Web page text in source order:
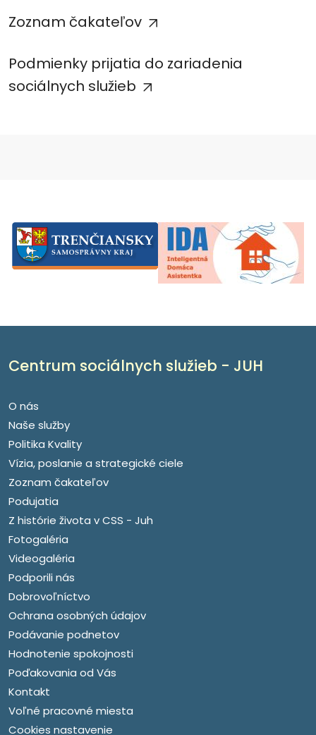
Zoznam čakateľov
Podmienky prijatia do zariadenia
sociálnych služieb
Centrum sociálnych služieb - JUH
O nás
Naše služby
Politika Kvality
Vízia, poslanie a strategické ciele
Zoznam čakateľov
Podujatia
Z histórie života v CSS - Juh
Fotogaléria
Videogaléria
Podporili nás
Dobrovoľníctvo
Ochrana osobných údajov
Podávanie podnetov
Hodnotenie spokojnosti
Poďakovania od Vás
Kontakt
Voľné pracovné miesta
Cookies nastavenie